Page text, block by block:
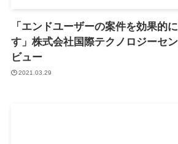
「エンドユーザーの案件を効果的
す」株式会社国際テクノロジーセ
ビュー
2021.03.29